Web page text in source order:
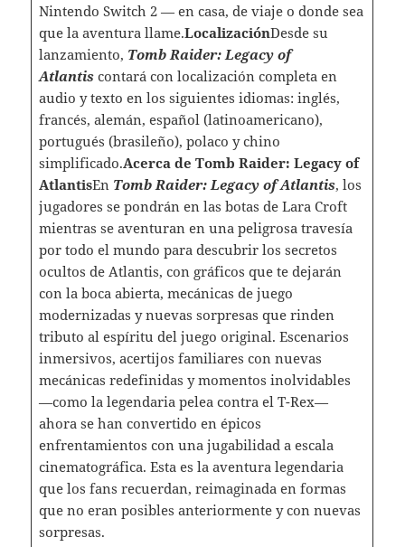
Nintendo Switch 2 — en casa, de viaje o donde sea
que la aventura llame.LocalizaciónDesde su
lanzamiento, Tomb Raider: Legacy of
Atlantiscontará con localización completa en
audio y texto en los siguientes idiomas: inglés,
francés, alemán, español (latinoamericano),
portugués (brasileño), polaco y chino
simplificado.Acerca de Tomb Raider: Legacy of
AtlantisEn Tomb Raider: Legacy of Atlantis, los
jugadores se pondrán en las botas de Lara Croft
mientras se aventuran en una peligrosa travesía
por todo el mundo para descubrir los secretos
ocultos de Atlantis, con gráficos que te dejarán
con la boca abierta, mecánicas de juego
modernizadas y nuevas sorpresas que rinden
tributo al espíritu del juego original. Escenarios
inmersivos, acertijos familiares con nuevas
mecánicas redefinidas y momentos inolvidables
—como la legendaria pelea contra el T-Rex—
ahora se han convertido en épicos
enfrentamientos con una jugabilidad a escala
cinematográfica. Esta es la aventura legendaria
que los fans recuerdan, reimaginada en formas
que no eran posibles anteriormente y con nuevas
sorpresas.